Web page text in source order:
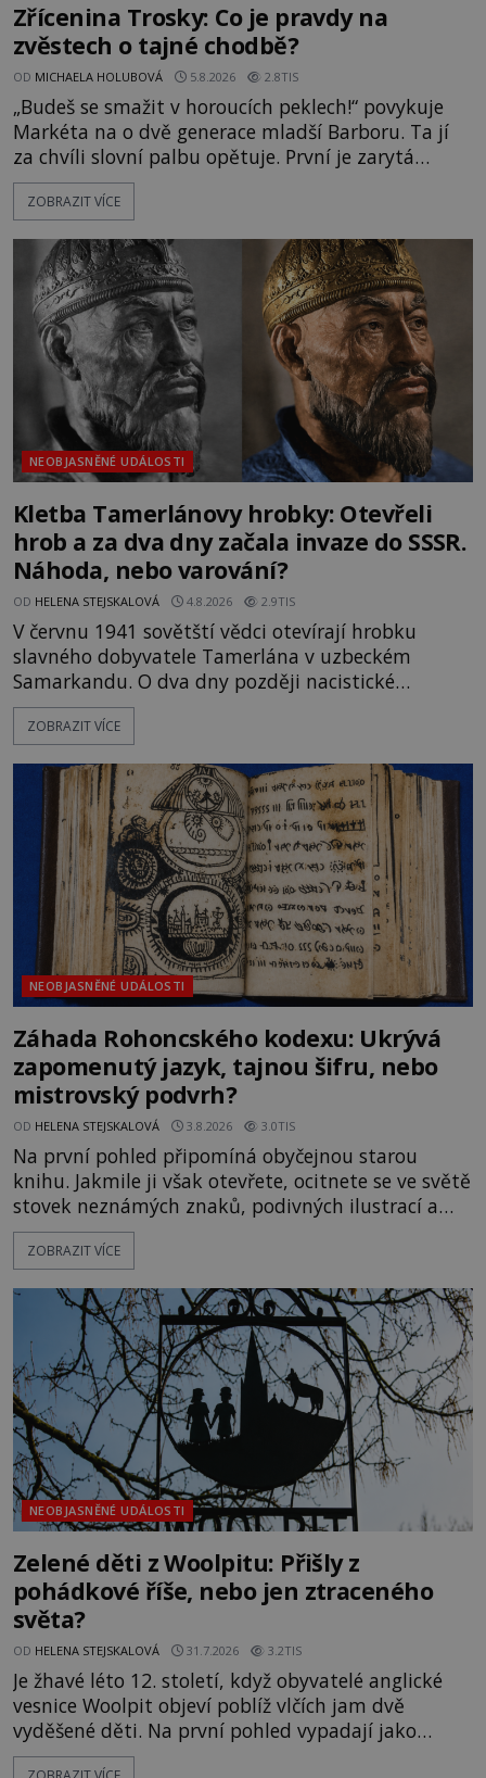
Zřícenina Trosky: Co je pravdy na
zvěstech o tajné chodbě?
OD MICHAELA HOLUBOVÁ 5.8.2026 2.8TIS
„Budeš se smažit v horoucích peklech!“ povykuje
Markéta na o dvě generace mladší Barboru. Ta jí
za chvíli slovní palbu opětuje. První je zarytá
katolička, druhá přesvědčená kališnice. A každá z
nich se usídlí na jedné z věží slavného hradu
mezi vůdce protihusitského boje. Za manželku má
skutečně jistou
ZOBRAZIT VÍCE
NEOBJASNĚNÉ UDÁLOSTI
Kletba Tamerlánovy hrobky: Otevřeli
hrob a za dva dny začala invaze do SSSR.
Náhoda, nebo varování?
OD HELENA STEJSKALOVÁ 4.8.2026 2.9TIS
V červnu 1941 sovětští vědci otevírají hrobku
slavného dobyvatele Tamerlána v uzbeckém
Samarkandu. O dva dny později nacistické
Německo zahajuje operaci Barbarossa a napadá
Sovětský svaz. Shoda dat je natolik zarážející, že se
na legendě něco pravdy, nebo jde jen o fascinující
souhru okolností? Když antropolog Michail
Gerasimov (1907-1970) a
ZOBRAZIT VÍCE
NEOBJASNĚNÉ UDÁLOSTI
Záhada Rohoncského kodexu: Ukrývá
zapomenutý jazyk, tajnou šifru, nebo
mistrovský podvrh?
OD HELENA STEJSKALOVÁ 3.8.2026 3.0TIS
Na první pohled připomíná obyčejnou starou
knihu. Jakmile ji však otevřete, ocitnete se ve světě
stovek neznámých znaků, podivných ilustrací a
textu, který už téměř dvě století vzdoruje všem
pokusům o rozluštění. Rohoncský kodex patří mezi
jistotou neví, kdo jej napsal, kdy vznikl ani co
vlastně vypráví. Rohoncský kodex se poprvé
objevuje v roce
ZOBRAZIT VÍCE
NEOBJASNĚNÉ UDÁLOSTI
Zelené děti z Woolpitu: Přišly z
pohádkové říše, nebo jen ztraceného
světa?
OD HELENA STEJSKALOVÁ 31.7.2026 3.2TIS
Je žhavé léto 12. století, když obyvatelé anglické
vesnice Woolpit objeví poblíž vlčích jam dvě
vyděšené děti. Na první pohled vypadají jako
každé jiné, až na jednu děsivou výjimku. Jejich